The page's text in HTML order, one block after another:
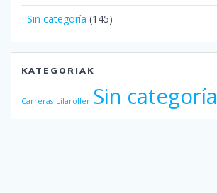
Sin categoría (145)
KATEGORIAK
Carreras Lilaroller Sin categoría